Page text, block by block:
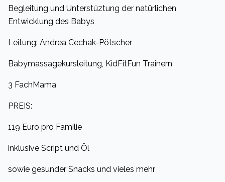
Begleitung und Unterstüztung der natürlichen
Entwicklung des Babys
Leitung: Andrea Cechak-Pötscher
Babymassagekursleitung, KidFitFun Trainern
3 FachMama
PREIS:
119 Euro pro Familie
inklusive Script und Öl
sowie gesunder Snacks und vieles mehr